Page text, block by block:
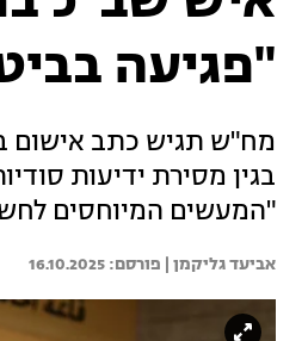
"פגיעה
מח"ש תגיש כתב אישום
בגין מסירת ידיעות
"המעשים המיוחסים
אביעד גליקמן | 16.10.2025